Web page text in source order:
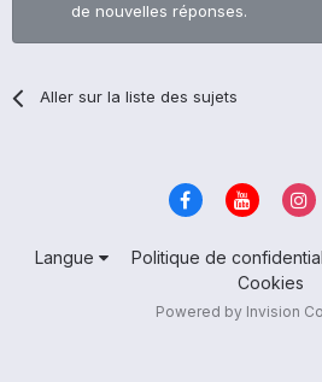
de nouvelles réponses.
Aller sur la liste des sujets
Langue Politique de
Cookies
Powered by Invision